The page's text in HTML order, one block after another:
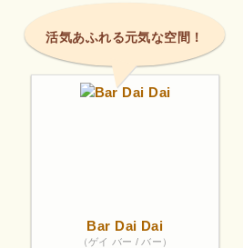
活気あふれる元気な空間！
Bar Dai Dai
（ゲイ バー / バー）